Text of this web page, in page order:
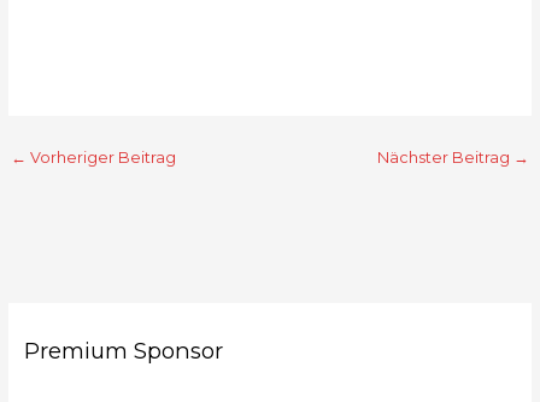
← Vorheriger Beitrag Nächster Beitrag →
Premium Sponsor